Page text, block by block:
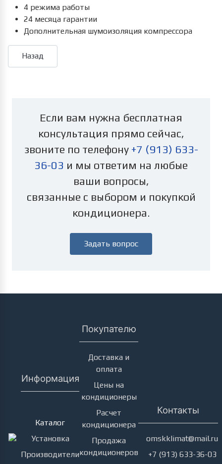
4 режима работы
24 месяца гарантии
Дополнительная шумоизоляция компрессора
Если вам нужна бесплатная
консультация прямо сейчас,
звоните по телефону +7 (913) 633-
36-03 и мы ответим на любые
ваши вопросы,
связанные с выбором и покупкой
кондиционера.
Задать вопрос
Информация
Каталог
Установка
Производители
Покупателю
Доставка и
оплата
Цены на
кондиционеры
Расчет
кондиционера
Продажа
кондиционеров
Контакты
omskklimat@mail.ru
+7 (913) 633-36-03